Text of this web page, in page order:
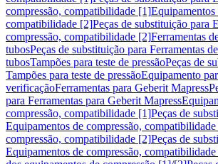
compressão, compatibilidade [1]Equipamentos
compatibilidade [2]Peças de substituição para
compressão, compatibilidade [2]Ferramentas
tubosPeças de substituição para Ferramentas
tubosTampões para teste de pressãoPeças de
Tampões para teste de pressãoEquipamento
verificaçãoFerramentas para Geberit Mapress
para Ferramentas para Geberit Mapress
compressão, compatibilidade [1]Peças de
Equipamentos de compressão,
compressão, compatibilidade [2]Peças de
Equipamentos de compressão,